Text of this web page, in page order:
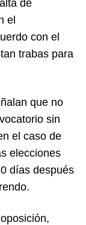
de
el
con el
trabas para
que no
sin
el caso de
elecciones
días después